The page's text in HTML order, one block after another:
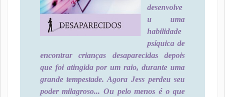
desenvolve
u uma
habilidade
psíquica de
encontrar crianças desaparecidas depois
que foi atingida por um raio, durante uma
grande tempestade. Agora Jess perdeu seu
poder milagroso... Ou pelo menos é o que